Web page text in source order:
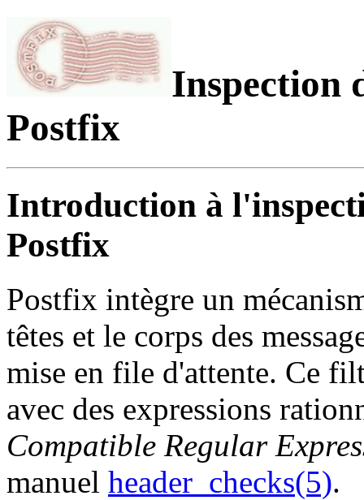
Inspection
Postfix
Introduction à
Postfix
Postfix intègre un
têtes et le corps des
mise en file d'attente. Ce
avec des expressions
Compatible Regular
manuel header_checks(5).